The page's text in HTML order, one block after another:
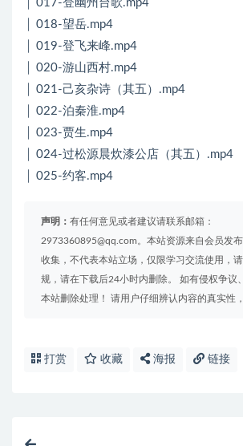
│ 017-登幽州台歌.mp4
│ 018-望岳.mp4
│ 019-登飞来峰.mp4
│ 020-游山西村.mp4
│ 021-己亥杂诗（其五）.mp4
│ 022-泊秦淮.mp4
│ 023-贾生.mp4
│ 024-过松源晨炊漆公店（其五）.mp4
│ 025-约客.mp4
声明： 有任何意见或者建议请联系邮箱：
2973360895@qq.com。本站资源来自会员发
收集，不代表本站立场，仅限学习交流使用，
规，请在下载后24小时内删除。 如有侵权争议
本站删除处理！ 请用户仔细辨认内容的真实性
打赏 收藏 海报 链接